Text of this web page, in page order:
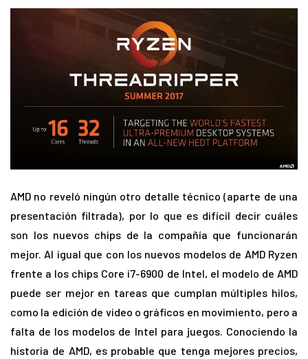
AMD no reveló ningún otro detalle técnico (aparte de una
presentación filtrada), por lo que es difícil decir cuáles
son los nuevos chips de la compañía que funcionarán
mejor. Al igual que con los nuevos modelos de AMD Ryzen
frente a los chips Core i7-6900 de Intel, el modelo de AMD
puede ser mejor en tareas que cumplan múltiples hilos,
como la edición de video o gráficos en movimiento, pero a
falta de los modelos de Intel para juegos. Conociendo la
historia de AMD, es probable que tenga mejores precios,